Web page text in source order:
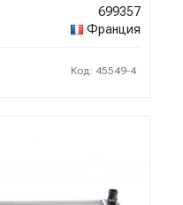
699357
Франция
Код: 45549-4